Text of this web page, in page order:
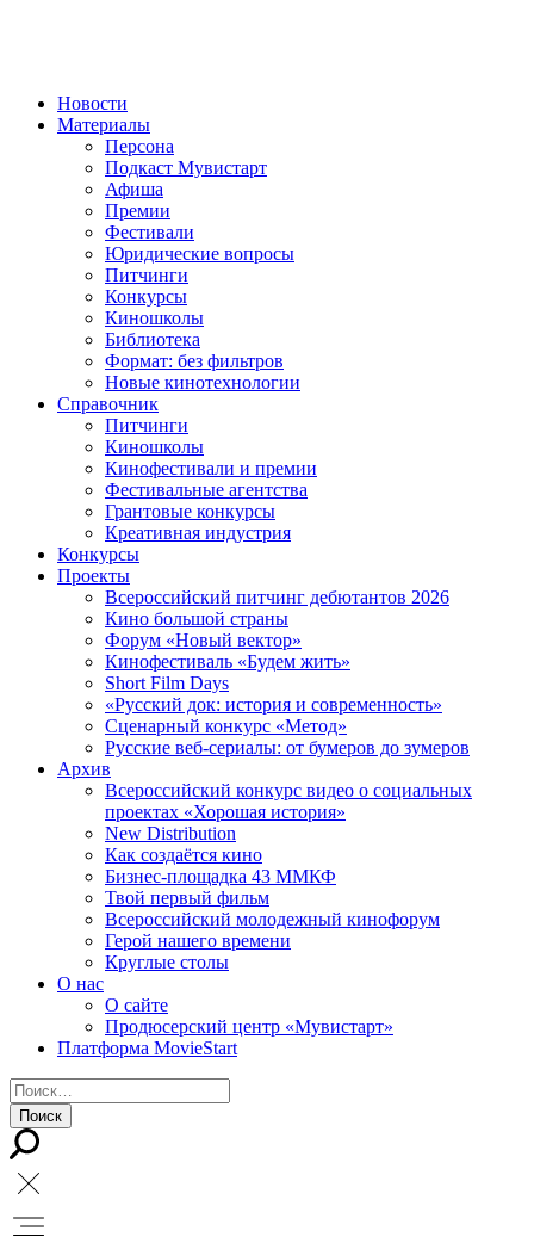
Новости
Материалы
Персона
Подкаст Мувистарт
Афиша
Премии
Фестивали
Юридические вопросы
Питчинги
Конкурсы
Киношколы
Библиотека
Формат: без фильтров
Новые кинотехнологии
Справочник
Питчинги
Киношколы
Кинофестивали и премии
Фестивальные агентства
Грантовые конкурсы
Креативная индустрия
Конкурсы
Проекты
Всероссийский питчинг дебютантов 2026
Кино большой страны
Форум «Новый вектор»
Кинофестиваль «Будем жить»
Short Film Days
«Русский док: история и современность»
Сценарный конкурс «Метод»
Русские веб-сериалы: от бумеров до зумеров
Архив
Всероссийский конкурс видео о социальных
проектах «Хорошая история»
New Distribution
Как создаётся кино
Бизнес-площадка 43 ММКФ
Твой первый фильм
Всероссийский молодежный кинофорум
Герой нашего времени
Круглые столы
О нас
О сайте
Продюсерский центр «Мувистарт»
Платформа MovieStart